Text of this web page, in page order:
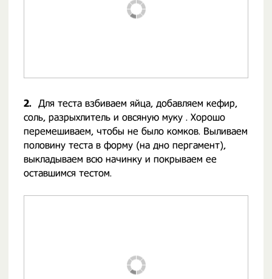
2. Для теста взбиваем яйца, добавляем кефир,
соль, разрыхлитель и овсяную муку . Хорошо
перемешиваем, чтобы не было комков. Выливаем
половину теста в форму (на дно пергамент),
выкладываем всю начинку и покрываем ее
оставшимся тестом.